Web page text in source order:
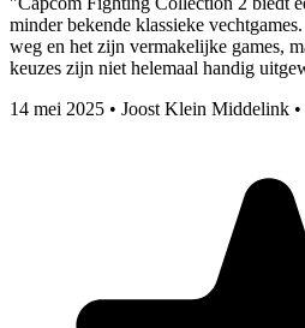
minder bekende klassieke
weg en het zijn vermakelijke games,
keuzes zijn niet helemaal handig
14 mei 2025 • Joost Klein Middelink •